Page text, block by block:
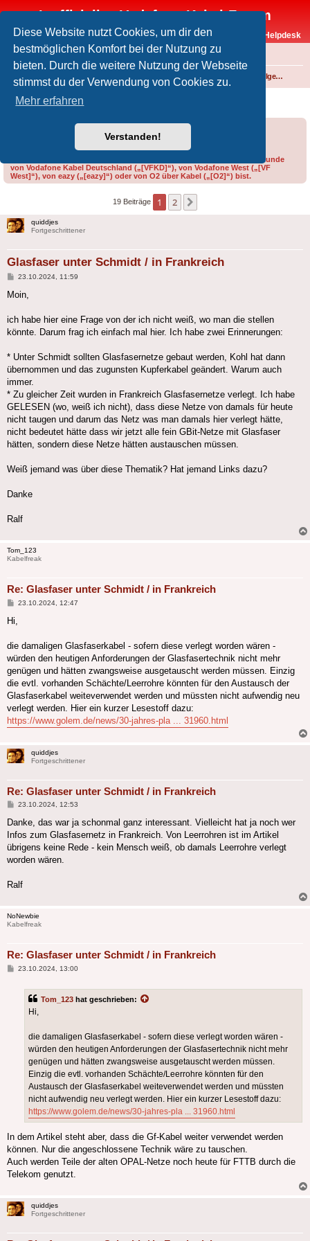
Diese Website nutzt Cookies, um dir den
bestmöglichen Komfort bei der Nutzung zu
bieten. Durch die weitere Nutzung der Webseite
stimmst du der Verwendung von Cookies zu.
Mehr erfahren
Verstanden!
Inoffizielles Vodafone-Kabel-Forum
Vodafone-Kabel-Helpdesk
FAQ
Foren-Übersicht Technik allgemein
Glasfaser unter Schmidt / in Frankreich
Bitte gib bei der Erstellung eines Threads im Feld „Präfix“ an, ob du Kunde
von Vodafone Kabel Deutschland („[VFKD]“), von Vodafone West („[VF
West]“), von eazy („[eazy]“) oder von O2 über Kabel („[O2]“) bist.
19 Beiträge 1 2
quiddjes
Fortgeschrittener
Glasfaser unter Schmidt / in Frankreich
Beitrag
23.10.2024, 11:59
Moin,
ich habe hier eine Frage von der ich nicht weiß, wo man die stellen
könnte. Darum frag ich einfach mal hier. Ich habe zwei Erinnerungen:
* Unter Schmidt sollten Glasfasernetze gebaut werden, Kohl hat dann
übernommen und das zugunsten Kupferkabel geändert. Warum auch
immer.
* Zu gleicher Zeit wurden in Frankreich Glasfasernetze verlegt. Ich habe
GELESEN (wo, weiß ich nicht), dass diese Netze von damals für heute
nicht taugen und darum das Netz was man damals hier verlegt hätte,
nicht bedeutet hätte dass wir jetzt alle fein GBit-Netze mit Glasfaser
hätten, sondern diese Netze hätten austauschen müssen.
Weiß jemand was über diese Thematik? Hat jemand Links dazu?
Danke
Ralf
Tom_123
Kabelfreak
Re: Glasfaser unter Schmidt / in Frankreich
Beitrag
23.10.2024, 12:47
Hi,
die damaligen Glasfaserkabel - sofern diese verlegt worden wären -
würden den heutigen Anforderungen der Glasfasertechnik nicht mehr
genügen und hätten zwangsweise ausgetauscht werden müssen. Einzig
die evtl. vorhanden Schächte/Leerrohre könnten für den Austausch der
Glasfaserkabel weiteverwendet werden und müssten nicht aufwendig neu
verlegt werden. Hier ein kurzer Lesestoff dazu:
https://www.golem.de/news/30-jahres-pla ... 31960.html
quiddjes
Fortgeschrittener
Re: Glasfaser unter Schmidt / in Frankreich
Beitrag
23.10.2024, 12:53
Danke, das war ja schonmal ganz interessant. Vielleicht hat ja noch wer
Infos zum Glasfasernetz in Frankreich. Von Leerrohren ist im Artikel
übrigens keine Rede - kein Mensch weiß, ob damals Leerrohre verlegt
worden wären.
Ralf
NoNewbie
Kabelfreak
Re: Glasfaser unter Schmidt / in Frankreich
Beitrag
23.10.2024, 13:00
Tom_123 hat geschrieben:
Hi,
die damaligen Glasfaserkabel - sofern diese verlegt worden wären -
würden den heutigen Anforderungen der Glasfasertechnik nicht mehr
genügen und hätten zwangsweise ausgetauscht werden müssen.
Einzig die evtl. vorhanden Schächte/Leerrohre könnten für den
Austausch der Glasfaserkabel weiteverwendet werden und müssten
nicht aufwendig neu verlegt werden. Hier ein kurzer Lesestoff dazu:
https://www.golem.de/news/30-jahres-pla ... 31960.html
In dem Artikel steht aber, dass die Gf-Kabel weiter verwendet werden
können. Nur die angeschlossene Technik wäre zu tauschen.
Auch werden Teile der alten OPAL-Netze noch heute für FTTB durch die
Telekom genutzt.
quiddjes
Fortgeschrittener